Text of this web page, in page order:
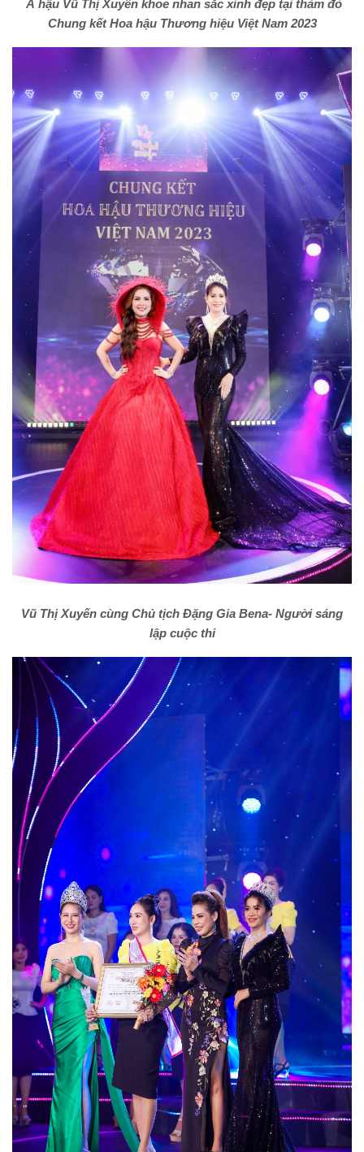
Á hậu Vũ Thị Xuyến khoe nhan sắc xinh đẹp tại thảm đỏ
Chung kết Hoa hậu Thương hiệu Việt Nam 2023
Vũ Thị Xuyến cùng Chủ tịch Đặng Gia Bena- Người sáng
lập cuộc thi